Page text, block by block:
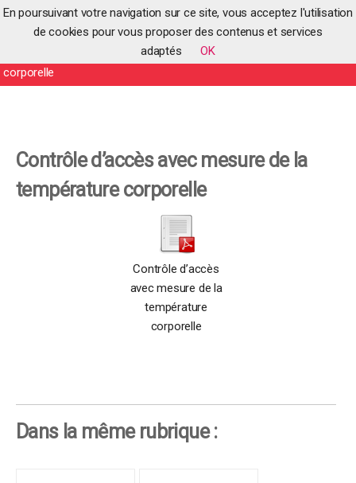
Contrôle d’accès avec mesure de la température
corporelle
Contrôle d’accès avec mesure de la
température corporelle
Contrôle d’accès
avec mesure de la
température
corporelle
Dans la même rubrique :
En poursuivant votre navigation sur ce site, vous acceptez l'utilisation
de cookies pour vous proposer des contenus et services
adaptés
OK